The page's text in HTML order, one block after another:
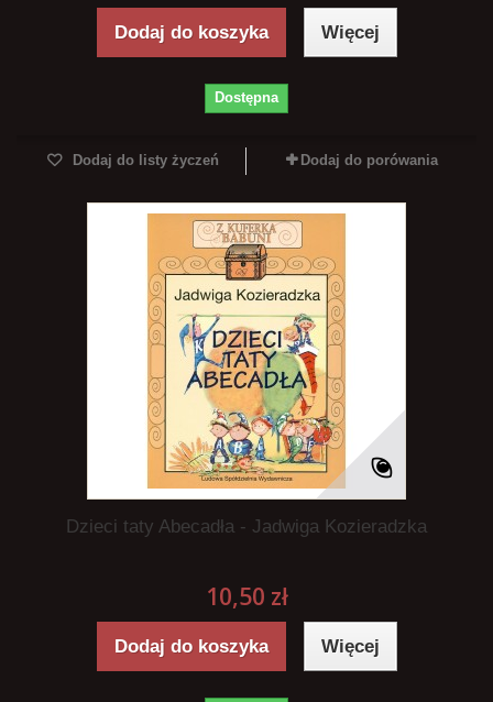
Dodaj do koszyka Więcej
Dostępna
Dodaj do listy życzeń Dodaj do porówania
Dzieci taty Abecadła - Jadwiga Kozieradzka
10,50 zł
Dodaj do koszyka Więcej